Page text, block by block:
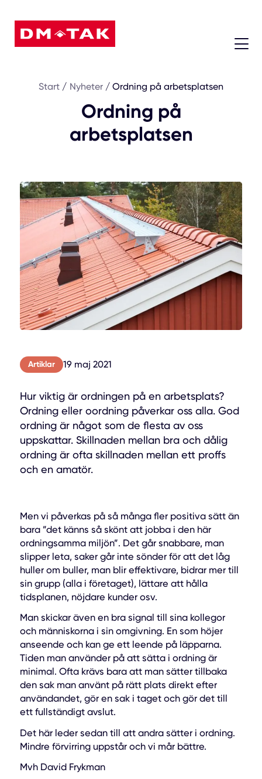
Start / Nyheter / Ordning på arbetsplatsen
Ordning på
arbetsplatsen
Artiklar 19 maj 2021
Hur viktig är ordningen på en arbetsplats?
Ordning eller oordning påverkar oss alla. God
ordning är något som de flesta av oss
uppskattar. Skillnaden mellan bra och dålig
ordning är ofta skillnaden mellan ett proffs
och en amatör.
Men vi påverkas på så många fler positiva sätt än
bara ”det känns så skönt att jobba i den här
ordningsamma miljön”. Det går snabbare, man
slipper leta, saker går inte sönder för att det låg
huller om buller, man blir effektivare, bidrar mer till
sin grupp (alla i företaget), lättare att hålla
tidsplanen, nöjdare kunder osv.
Man skickar även en bra signal till sina kollegor
och människorna i sin omgivning. En som höjer
anseende och kan ge ett leende på läpparna.
Tiden man använder på att sätta i ordning är
minimal. Ofta krävs bara att man sätter tillbaka
den sak man använt på rätt plats direkt efter
användandet, gör en sak i taget och gör det till
ett fullständigt avslut.
Det här leder sedan till att andra sätter i ordning.
Mindre förvirring uppstår och vi mår bättre.
Mvh David Frykman